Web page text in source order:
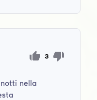
3
nella